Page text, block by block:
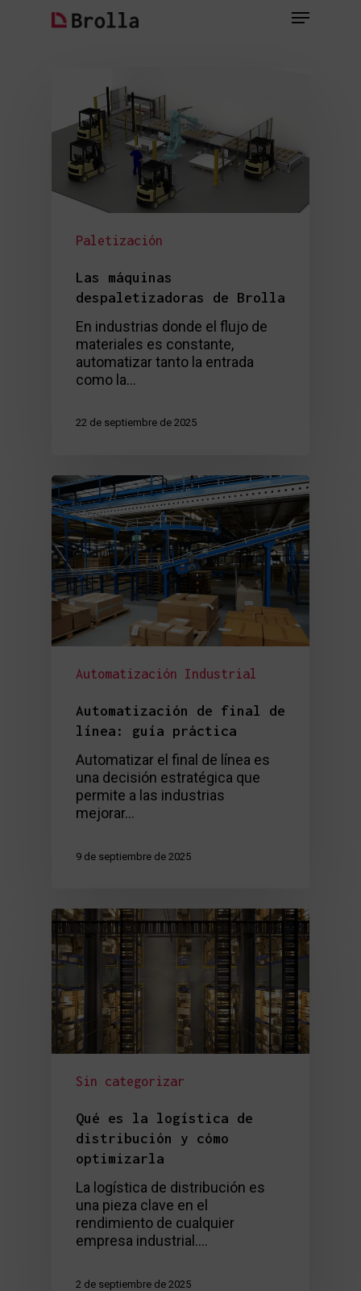
Menu
Paletización
Las máquinas
despaletizadoras de Brolla
En industrias donde el flujo de
materiales es constante,
automatizar tanto la entrada
como la…
22 de septiembre de 2025
Automatización Industrial
Automatización de final de
línea: guía práctica
Automatizar el final de línea es
una decisión estratégica que
permite a las industrias
mejorar…
9 de septiembre de 2025
Sin categorizar
Qué es la logística de
distribución y cómo
optimizarla
La logística de distribución es
una pieza clave en el
rendimiento de cualquier
empresa industrial.…
2 de septiembre de 2025